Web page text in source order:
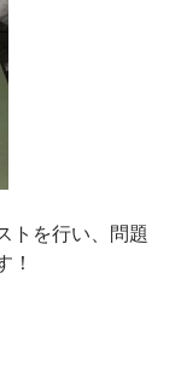
トを行い、問題
！